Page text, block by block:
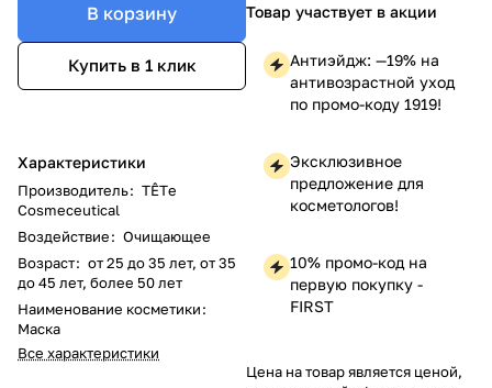
В корзину
Купить в 1 клик
Характеристики
Производитель: TÊTе
Cosmeceutical
Воздействие: Очищающее
Возраст: от 25 до 35 лет, от 35
до 45 лет, более 50 лет
Наименование косметики:
Маска
Все характеристики
Товар участвует в акции
Антиэйдж: —19% на
антивозрастной уход
по промо-коду 1919!
Эксклюзивное
предложение для
косметологов!
10% промо-код на
первую покупку -
FIRST
Цена на товар является ценой,